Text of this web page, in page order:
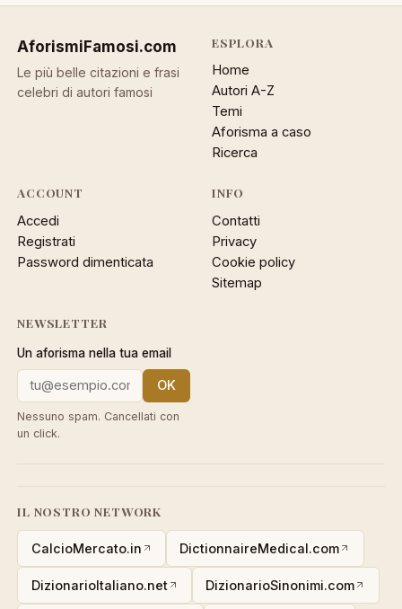
AforismiFamosi.com
Le più belle citazioni e frasi
celebri di autori famosi
ESPLORA
Home
Autori A-Z
Temi
Aforisma a caso
Ricerca
ACCOUNT
Accedi
Registrati
Password dimenticata
INFO
Contatti
Privacy
Cookie policy
Sitemap
NEWSLETTER
Un aforisma nella tua email
OK
Nessuno spam. Cancellati con
un click.
IL NOSTRO NETWORK
CalcioMercato.in DictionnaireMedical.com
DizionarioItaliano.net DizionarioSinonimi.com